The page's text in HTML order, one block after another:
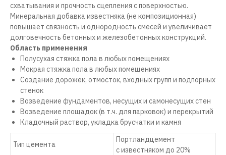
схватывания и прочность сцепления с поверхностью.
Минеральная добавка известняка (не композиционная)
повышает связность и однородность смесей и увеличивает
долговечность бетонных и железобетонных конструкций.
Область применения
Полусухая стяжка пола в любых помещениях
Мокрая стяжка пола в любых помещениях
Создание дорожек, отмосток, входных групп и подпорных
стенок
Возведение фундаментов, несущих и самонесущих стен
Возведение площадок (в т.ч. для парковок) и перекрытий
Кладочный раствор, укладка брусчатки и камня
Тип цемента
Портландцемент
с известняком до 20%